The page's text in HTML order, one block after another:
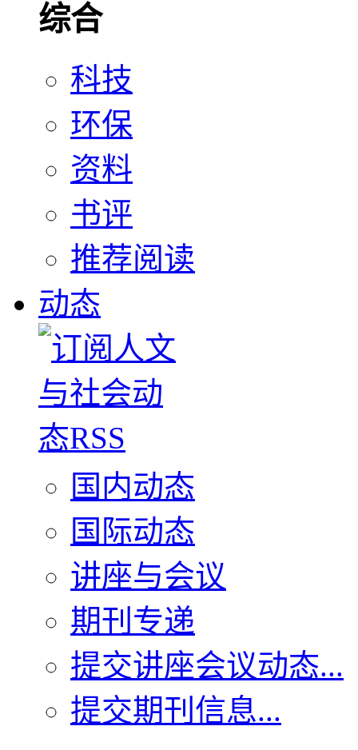
综合
科技
环保
资料
书评
推荐阅读
动态
国内动态
国际动态
讲座与会议
期刊专递
提交讲座会议动态...
提交期刊信息...